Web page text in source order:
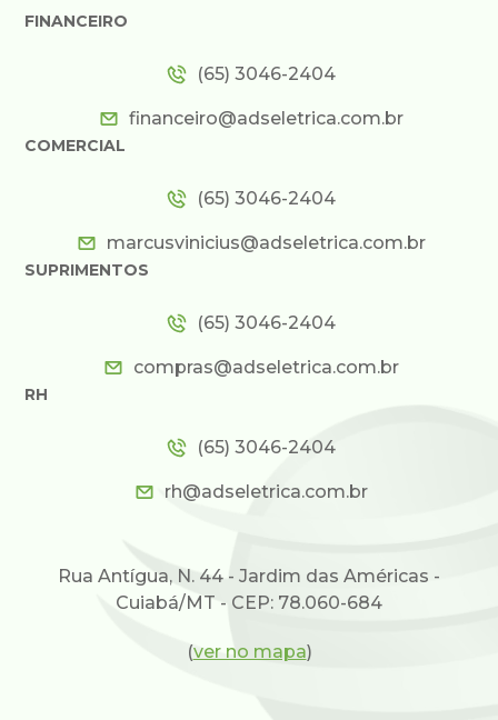
FINANCEIRO
(65) 3046-2404
financeiro@adseletrica.com.br
COMERCIAL
(65) 3046-2404
marcusvinicius@adseletrica.com.br
SUPRIMENTOS
(65) 3046-2404
compras@adseletrica.com.br
RH
(65) 3046-2404
rh@adseletrica.com.br
Rua Antígua, N. 44 - Jardim das Américas -
Cuiabá/MT - CEP: 78.060-684
(ver no mapa)